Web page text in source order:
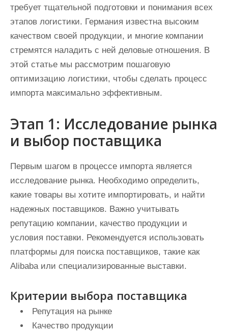
требует тщательной подготовки и понимания всех
этапов логистики. Германия известна высоким
качеством своей продукции, и многие компании
стремятся наладить с ней деловые отношения. В
этой статье мы рассмотрим пошаговую
оптимизацию логистики, чтобы сделать процесс
импорта максимально эффективным.
Этап 1: Исследование рынка
и выбор поставщика
Первым шагом в процессе импорта является
исследование рынка. Необходимо определить,
какие товары вы хотите импортировать, и найти
надежных поставщиков. Важно учитывать
репутацию компании, качество продукции и
условия поставки. Рекомендуется использовать
платформы для поиска поставщиков, такие как
Alibaba или специализированные выставки.
Критерии выбора поставщика
Репутация на рынке
Качество продукции